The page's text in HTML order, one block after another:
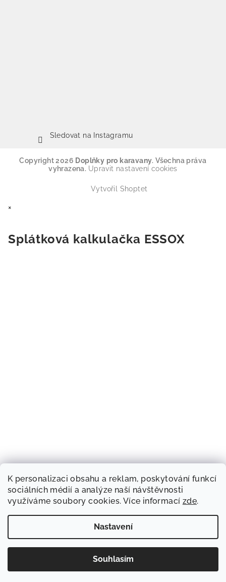
K personalizaci obsahu a reklam, poskytování funkcí
sociálních médií a analýze naší návštěvnosti
využíváme soubory cookies. Více informací zde.
Nastavení
Souhlasím
Sledovat na Instagramu
Copyright 2026 Doplňky pro karavany. Všechna práva
vyhrazena. Upravit nastavení cookies
Vytvořil Shoptet
×
Splátková kalkulačka ESSOX